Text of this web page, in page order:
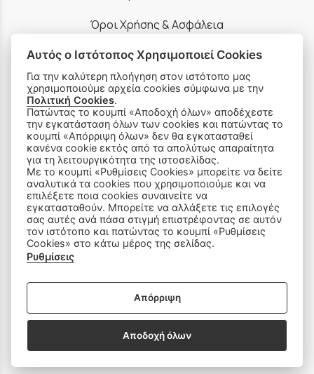
Όροι Χρήσης & Ασφάλεια
ΠΡΟΪΟΝΤΑ
Ραπτομηχανές
Οικιακός Εξοπλισμός
Είδη Ραπτικής
Ανταλλακτικά
SOCIAL MEDIA
Αυτός ο Ιστότοπος Χρησιμοποιεί Cookies
Για την καλύτερη πλοήγηση στον ιστότοπο μας
χρησιμοποιούμε αρχεία cookies σύμφωνα με την
Πολιτική Cookies.
Πατώντας το κουμπί «Αποδοχή όλων» αποδέχεστε
την εγκατάσταση όλων των cookies και πατώντας το
κουμπί «Απόρριψη όλων» δεν θα εγκατασταθεί
κανένα cookie εκτός από τα απολύτως απαραίτητα
για τη λειτουργικότητα της ιστοσελίδας.
Με το κουμπί «Ρυθμίσεις Cookies» μπορείτε να δείτε
αναλυτικά τα cookies που χρησιμοποιούμε και να
επιλέξετε ποια cookies συναινείτε να
εγκατασταθούν. Μπορείτε να αλλάξετε τις επιλογές
σας αυτές ανά πάσα στιγμή επιστρέφοντας σε αυτόν
τον ιστότοπο και πατώντας το κουμπί «Ρυθμίσεις
Cookies» στο κάτω μέρος της σελίδας.
Ρυθμίσεις
Απόρριψη
Αποδοχή όλων